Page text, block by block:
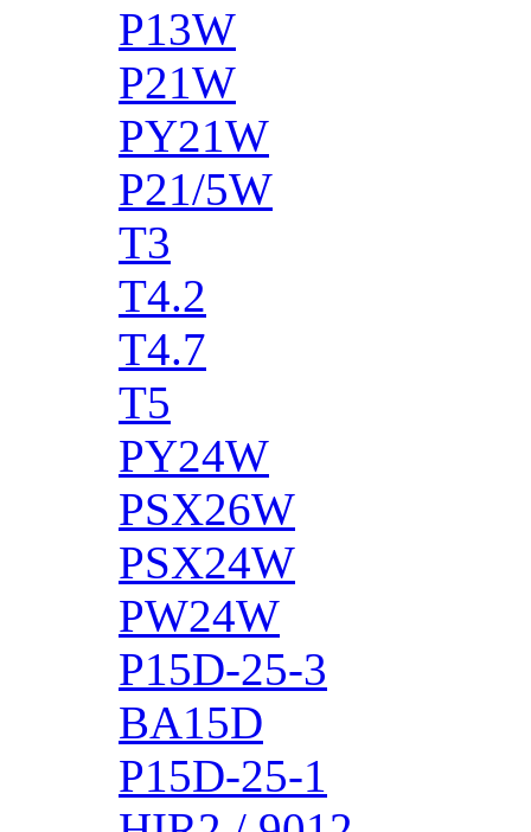
P13W
P21W
PY21W
P21/5W
T3
T4.2
T4.7
T5
PY24W
PSX26W
PSX24W
PW24W
P15D-25-3
BA15D
P15D-25-1